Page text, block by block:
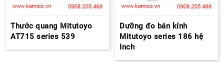
Thước quang Mitutoyo
AT715 series 539
Dưỡng đo bán kính
Mitutoyo series 186 hệ
Inch